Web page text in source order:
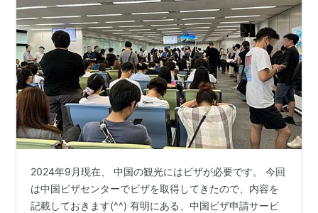
2024年9月現在、 中国の観光にはビザが必要です。 今回
は中国ビザセンターでビザを取得してきたので、内容を
記載しておきます(^^) 有明にある、中国ビザ申請サービ